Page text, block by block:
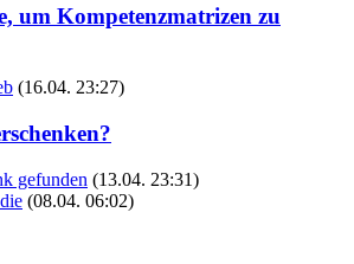
um Kompetenzmatrizen zu
(16.04. 23:27)
gefunden (13.04. 23:31)
(08.04. 06:02)